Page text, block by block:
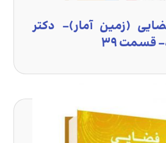
(زمین آمار)- دکتر
قسمت ۳۹